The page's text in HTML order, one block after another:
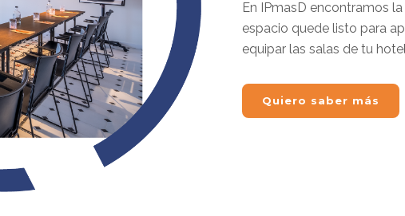
En IPmasD encontramos
espacio quede listo para
equipar las salas de tu
Quiero saber más